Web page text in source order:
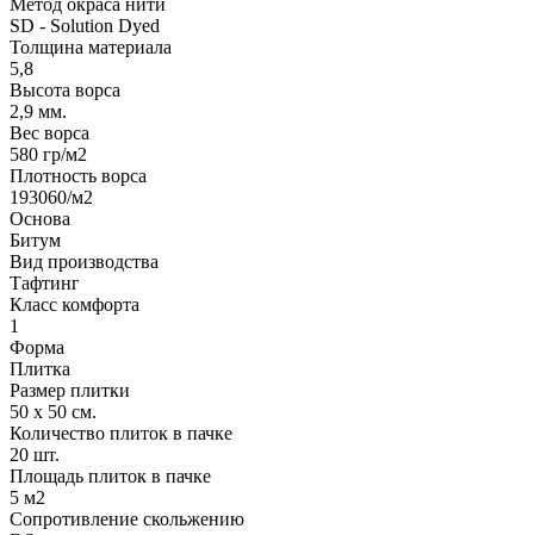
SD - Solution Dyed
Толщина материала
5,8
Высота ворса
2,9 мм.
Вес ворса
580 гр/м2
Плотность ворса
193060/м2
Основа
Битум
Вид производства
Тафтинг
Класс комфорта
1
Форма
Плитка
Размер плитки
50 х 50 см.
Количество плиток в пачке
20 шт.
Площадь плиток в пачке
5 м2
Сопротивление скольжению